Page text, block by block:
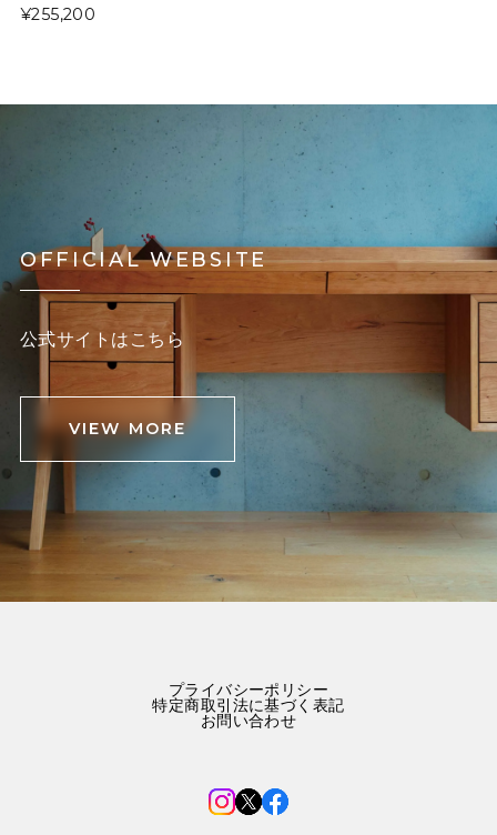
¥255,200
OFFICIAL WEBSITE
公式サイトはこちら
VIEW MORE
プライバシーポリシー
特定商取引法に基づく表記
お問い合わせ